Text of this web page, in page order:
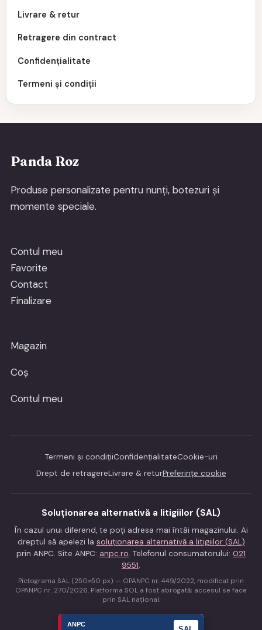
Livrare & retur
Retragere din contract
Confidențialitate
Termeni și condiții
Panda Roz
Produse personalizate pentru nunți, botezuri și
momente speciale.
Contul meu
Favorite
Contact
Finalizare
Magazin
Coș
Contul meu
Termeni și condițiiConfidențialitateCookie-uri
Drept de retragereLivrare & returPreferințe cookie
Soluționarea alternativă a litigiilor (SAL)
În cazul unui diferend, te poți adresa mai întâi magazinului. Ai
dreptul să apelezi la soluționarea alternativă a litigiilor (SAL)
prin ANPC. Site ANPC: anpc.ro. Telefonul consumatorului: 021
9551.
Pictograma SAL (250×50 px) — OPANPC nr. 449/2022, modificat prin
OPANPC nr. 270/2026. Platforma SOL a fost abrogată; accesul se face
prin SAL național.